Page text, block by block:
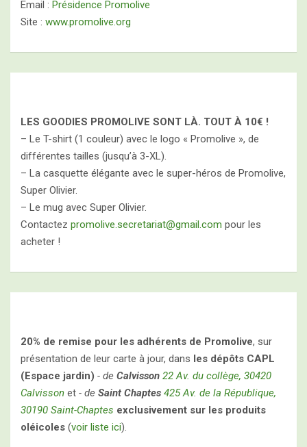
Email : Présidence Promolive
Site : www.promolive.org
LES GOODIES PROMOLIVE SONT LÀ. TOUT À 10€ !
– Le T-shirt (1 couleur) avec le logo « Promolive », de
différentes tailles (jusqu’à 3-XL).
– La casquette élégante avec le super-héros de Promolive,
Super Olivier.
– Le mug avec Super Olivier.
Contactez promolive.secretariat@gmail.com pour les
acheter !
20% de remise pour les adhérents de Promolive, sur
présentation de leur carte à jour, dans les dépôts CAPL
(Espace jardin) - de Calvisson 22 Av. du collège, 30420
Calvisson et - de Saint Chaptes 425 Av. de la République,
30190 Saint-Chaptes exclusivement sur les produits
oléicoles (voir liste ici).